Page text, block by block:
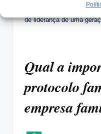
de tomada de decisão,
de liderança de uma
Qual a
protocolo
empresa